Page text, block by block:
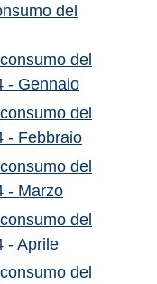
del
del
- Gennaio
del
- Febbraio
del
- Marzo
del
- Aprile
del